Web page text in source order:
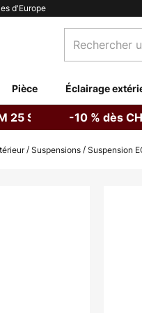
d'Europe
un
catégorie...
Pièce Éclairage
24 S -10 % dès
Suspensions Suspension